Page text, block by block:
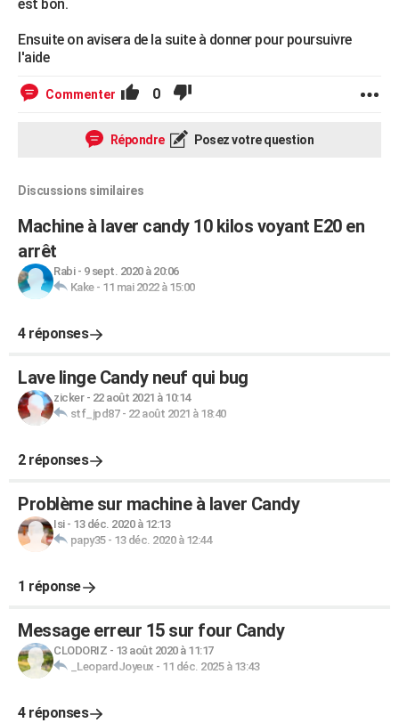
est bon.
Ensuite on avisera de la suite à donner pour poursuivre
l'aide
Commenter 0
Répondre Posez votre question
Discussions similaires
Machine à laver candy 10 kilos voyant E20 en
arrêt
Rabi- 9 sept. 2020 à 20:06
Kake- 11 mai 2022 à 15:00
4 réponses
Lave linge Candy neuf qui bug
zicker- 22 août 2021 à 10:14
stf_jpd87- 22 août 2021 à 18:40
2 réponses
Problème sur machine à laver Candy
Isi- 13 déc. 2020 à 12:13
papy35- 13 déc. 2020 à 12:44
1 réponse
Message erreur 15 sur four Candy
CLODORIZ - 13 août 2020 à 11:17
_LeopardJoyeux - 11 déc. 2025 à 13:43
4 réponses